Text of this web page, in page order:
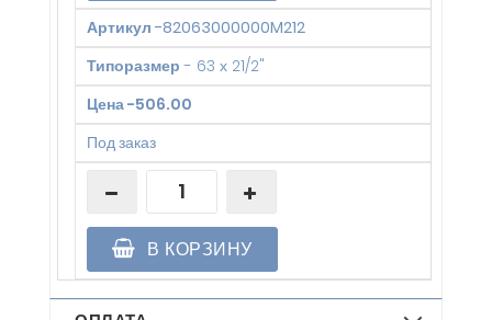
Артикул -82063000000M212
Типоразмер - 63 х 21/2"
Цена-506.00
Под заказ
В КОРЗИНУ